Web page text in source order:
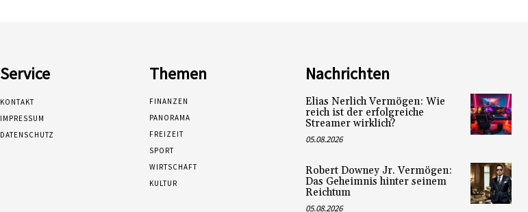
Service
KONTAKT
IMPRESSUM
DATENSCHUTZ
Themen
FINANZEN
PANORAMA
FREIZEIT
SPORT
WIRTSCHAFT
KULTUR
Nachrichten
Elias Nerlich Vermögen: Wie
reich ist der erfolgreiche
Streamer wirklich?
05.08.2026
Robert Downey Jr. Vermögen:
Das Geheimnis hinter seinem
Reichtum
05.08.2026